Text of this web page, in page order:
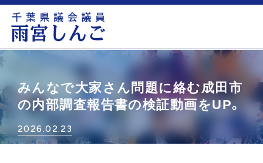
みんなで大家さん問題に絡む成田市
の内部調査報告書の検証動画をUP。
2026.02.23